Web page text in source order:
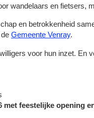
wandelaars en fietsers,
en betrokkenheid
Gemeente Venray.
voor hun inzet. En
feestelijke opening